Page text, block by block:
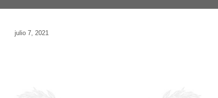
julio 7, 2021